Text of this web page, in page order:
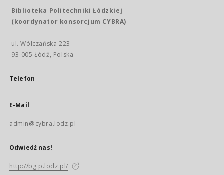
Biblioteka Politechniki Łódzkiej
(koordynator konsorcjum CYBRA)
ul. Wólczańska 223
93-005 Łódź, Polska
Telefon
E-Mail
admin@cybra.lodz.pl
Odwiedź nas!
http://bg.p.lodz.pl/